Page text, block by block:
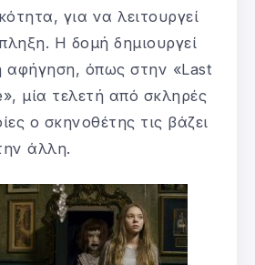
για να λειτουργεί
Η δομή δημιουργεί
αφήγηση, όπως στην «Last
μία τελετή από σκληρές
ο σκηνοθέτης τις βάζει
άλλη.